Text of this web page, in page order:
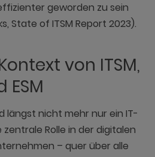
geworden zu sein
State of ITSM Report 2023).
von ITSM,
ESM
längst nicht mehr nur ein IT-
zentrale Rolle in der digitalen
– quer über alle